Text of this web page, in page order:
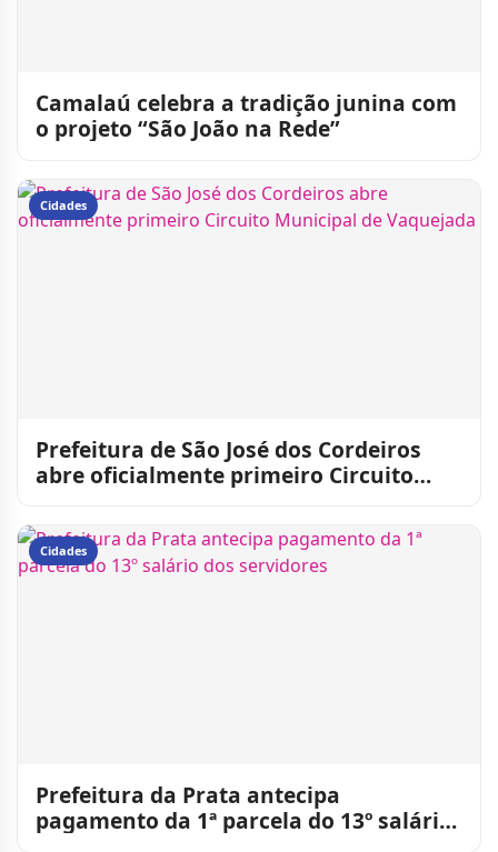
Camalaú celebra a tradição junina com
o projeto “São João na Rede”
Cidades
Prefeitura de São José dos Cordeiros
abre oficialmente primeiro Circuito
Cidades
Prefeitura da Prata antecipa
pagamento da 1ª parcela do 13º salário